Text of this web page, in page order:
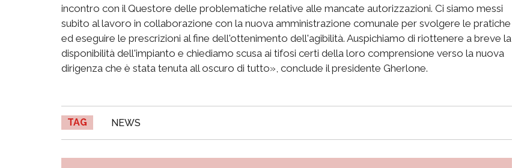
incontro con il Questore delle problematiche relative alle mancate autorizzazioni. Ci siamo messi
subito al lavoro in collaborazione con la nuova amministrazione comunale per svolgere le pratiche
ed eseguire le prescrizioni al fine dell'ottenimento dell'agibilità. Auspichiamo di riottenere a breve la
disponibilità dell'impianto e chiediamo scusa ai tifosi certi della loro comprensione verso la nuova
dirigenza che è stata tenuta all oscuro di tutto», conclude il presidente Gherlone.
TAG NEWS